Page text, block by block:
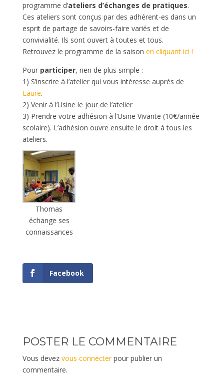
programme d’ateliers d’échanges de pratiques.
Ces ateliers sont conçus par des adhérent-es dans un
esprit de partage de savoirs-faire variés et de
convivialité. Ils sont ouvert à toutes et tous.
Retrouvez le programme de la saison en cliquant ici !
Pour participer, rien de plus simple :
1) S’inscrire à l’atelier qui vous intéresse auprès de
Laure.
2) Venir à l’Usine le jour de l’atelier
3) Prendre votre adhésion à l’Usine Vivante (10€/année
scolaire). L’adhésion ouvre ensuite le droit à tous les
ateliers.
Thomas
échange ses
connaissances
Facebook
POSTER LE COMMENTAIRE
Vous devez vous connecterpour publier un
commentaire.